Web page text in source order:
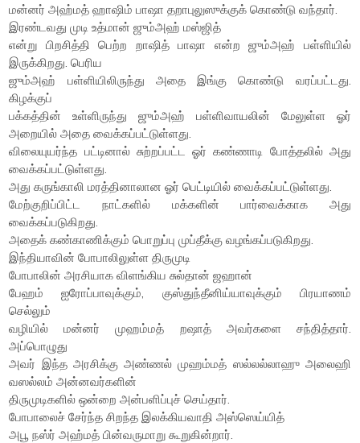
மன்னர் அஹ்மத் ஹாஷிம் பாஷா தறாபுலுஸுக்குக் கொண்டு வந்தார்.
இரண்டவது முடி உத்மான் ஜும்அஹ் மஸ்ஜித்
என்று பிறசித்தி பெற்ற றாஷித் பாஷா என்ற ஜும்அஹ் பள்ளியில்
இருக்கிறது. பெரிய
ஜும்அஹ் பள்ளியிலிருந்து அதை இங்கு கொண்டு வரப்பட்டது.
கிழக்குப்
பக்கத்தின் உள்ளிருந்து ஜும்அஹ் பள்ளிவாயலின் மேலுள்ள ஓர்
அறையில் அதை வைக்கப்பட்டுள்ளது.
விலையுயர்ந்த பட்டினால் சுற்றப்பட்ட ஓர் கண்ணாடி போத்தலில் அது
வைக்கப்பட்டுள்ளது.
அது கருங்காலி மரத்தினாலான ஓர் பெட்டியில் வைக்கப்பட்டுள்ளது.
மேற்குறிப்பிட்ட நாட்களில் மக்களின் பார்வைக்காக அது
வைக்கப்படுகிறது.
அதைக் கண்காணிக்கும் பொறுப்பு முப்தீக்கு வழங்கப்படுகிறது.
இந்தியாவின் போபாலிலுள்ள திருமுடி
போபாலின் அரசியாக விளங்கிய சுல்தான் ஜஹான்
பேஹம் ஐரோப்பாவுக்கும், குஸ்துந்தீனிய்யாவுக்கும் பிரயாணம்
செல்லும்
வழியில் மன்னர் முஹம்மத் றஷாத் அவர்களை சந்தித்தார்.
அப்பொழுது
அவர் இந்த அரசிக்கு அண்ணல் முஹம்மத் ஸல்லல்லாஹு அலைஹி
வஸல்லம் அன்னவர்களின்
திருமுடிகளில் ஒன்றை அன்பளிப்புச் செய்தார்.
போபாலைச் சேர்ந்த சிறந்த இலக்கியவாதி அஸ்ஸெய்யித்
அபூ நஸ்ர் அஹ்மத் பின்வருமாறு கூறுகின்றார்.